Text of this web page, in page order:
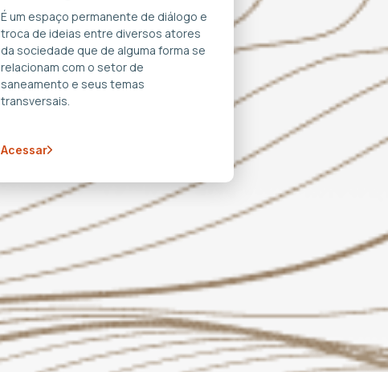
É um espaço permanente de diálogo e
troca de ideias entre diversos atores
da sociedade que de alguma forma se
relacionam com o setor de
saneamento e seus temas
transversais.
Acessar